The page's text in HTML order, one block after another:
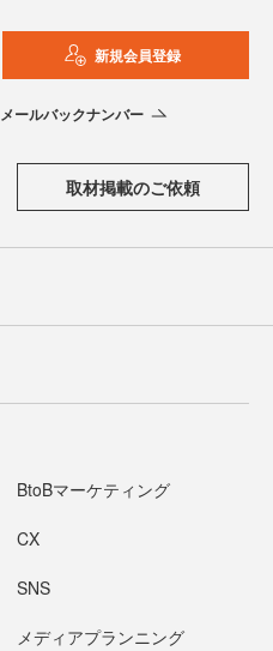
新規会員登録
メールバックナンバー
取材掲載のご依頼
BtoBマーケティング
CX
SNS
メディアプランニング